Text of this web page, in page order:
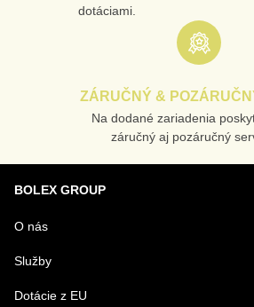
dotáciami.
ZÁRUČNÝ &
Na dodané zariadenia
záručný aj pozáručný
BOLEX GROUP
O nás
Služby
Dotácie z EU